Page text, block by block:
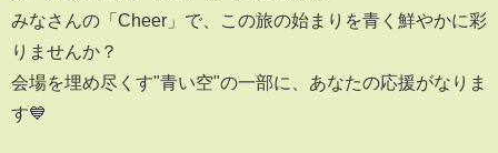
みなさんの「Cheer」で、この旅の始まりを青く鮮やかに彩
りませんか？
会場を埋め尽くす"青い空"の一部に、あなたの応援がなりま
す💙